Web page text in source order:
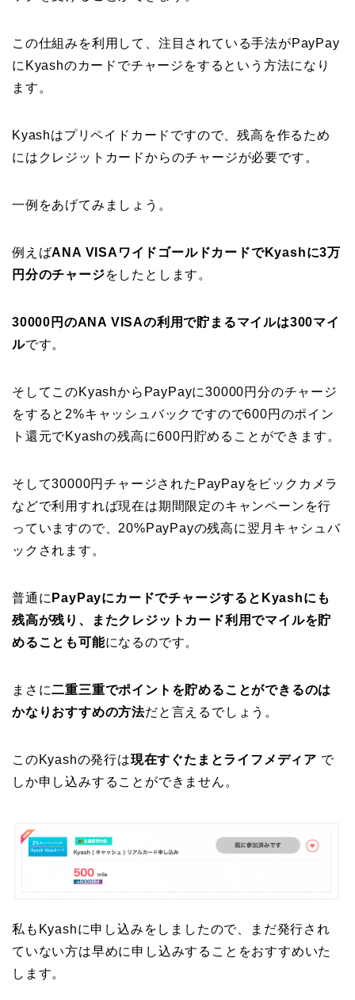
この仕組みを利用して、注目されている手法がPayPay
にKyashのカードでチャージをするという方法になり
ます。
Kyashはプリペイドカードですので、残高を作るため
にはクレジットカードからのチャージが必要です。
一例をあげてみましょう。
例えばANA VISAワイドゴールドカードでKyashに3万
円分のチャージをしたとします。
30000円のANA VISAの利用で貯まるマイルは300マイ
ルです。
そしてこのKyashからPayPayに30000円分のチャージ
をすると2%キャッシュバックですので600円のポイン
ト還元でKyashの残高に600円貯めることができます。
そして30000円チャージされたPayPayをビックカメラ
などで利用すれば現在は期間限定のキャンペーンを行
っていますので、20%PayPayの残高に翌月キャシュバ
ックされます。
普通に PayPayにカードでチャージするとKyashにも
残高が残り、またクレジットカード利用でマイルを貯
めることも可能になるのです。
まさに二重三重でポイントを貯めることができるのは
かなりおすすめの方法だと言えるでしょう。
このKyashの発行は現在すぐたまとライフメディア で
しか申し込みすることができません。
私もKyashに申し込みをしましたので、まだ発行され
ていない方は早めに申し込みすることをおすすめいた
します。